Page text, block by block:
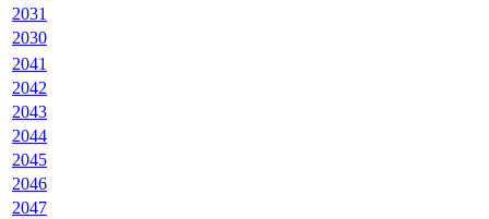
2031
2030
2041
2042
2043
2044
2045
2046
2047